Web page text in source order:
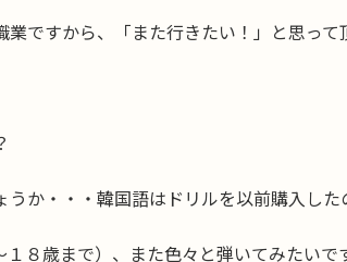
ですから、「また行きたい！」と思って
か・・・韓国語はドリルを以前購入した
８歳まで）、また色々と弾いてみたいで